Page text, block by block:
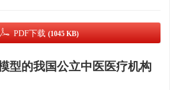
PDF下载 (1045 KB)
型的我国公立中医医疗机构